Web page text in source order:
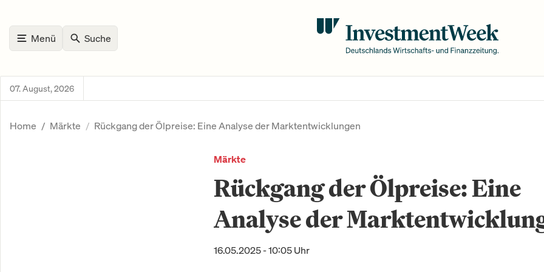
Menü Suche
07. August, 2026
Home Märkte Rückgang der Ölpreise: Eine Analyse der Marktentwicklungen
Märkte
Rückgang der Ölpreise: Eine
Analyse der
16.05.2025 - 10:05 Uhr